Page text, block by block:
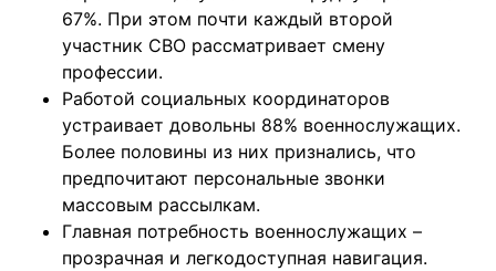
67%. При этом почти каждый второй
участник СВО рассматривает смену
профессии.
Работой социальных координаторов
устраивает довольны 88% военнослужащих.
Более половины из них признались, что
предпочитают персональные звонки
массовым рассылкам.
Главная потребность военнослужащих –
прозрачная и легкодоступная навигация.